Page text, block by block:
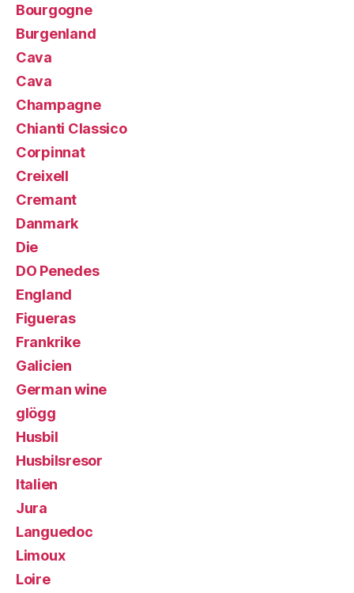
Bourgogne
Burgenland
Cava
Cava
Champagne
Chianti Classico
Corpinnat
Creixell
Cremant
Danmark
Die
DO Penedes
England
Figueras
Frankrike
Galicien
German wine
glögg
Husbil
Husbilsresor
Italien
Jura
Languedoc
Limoux
Loire